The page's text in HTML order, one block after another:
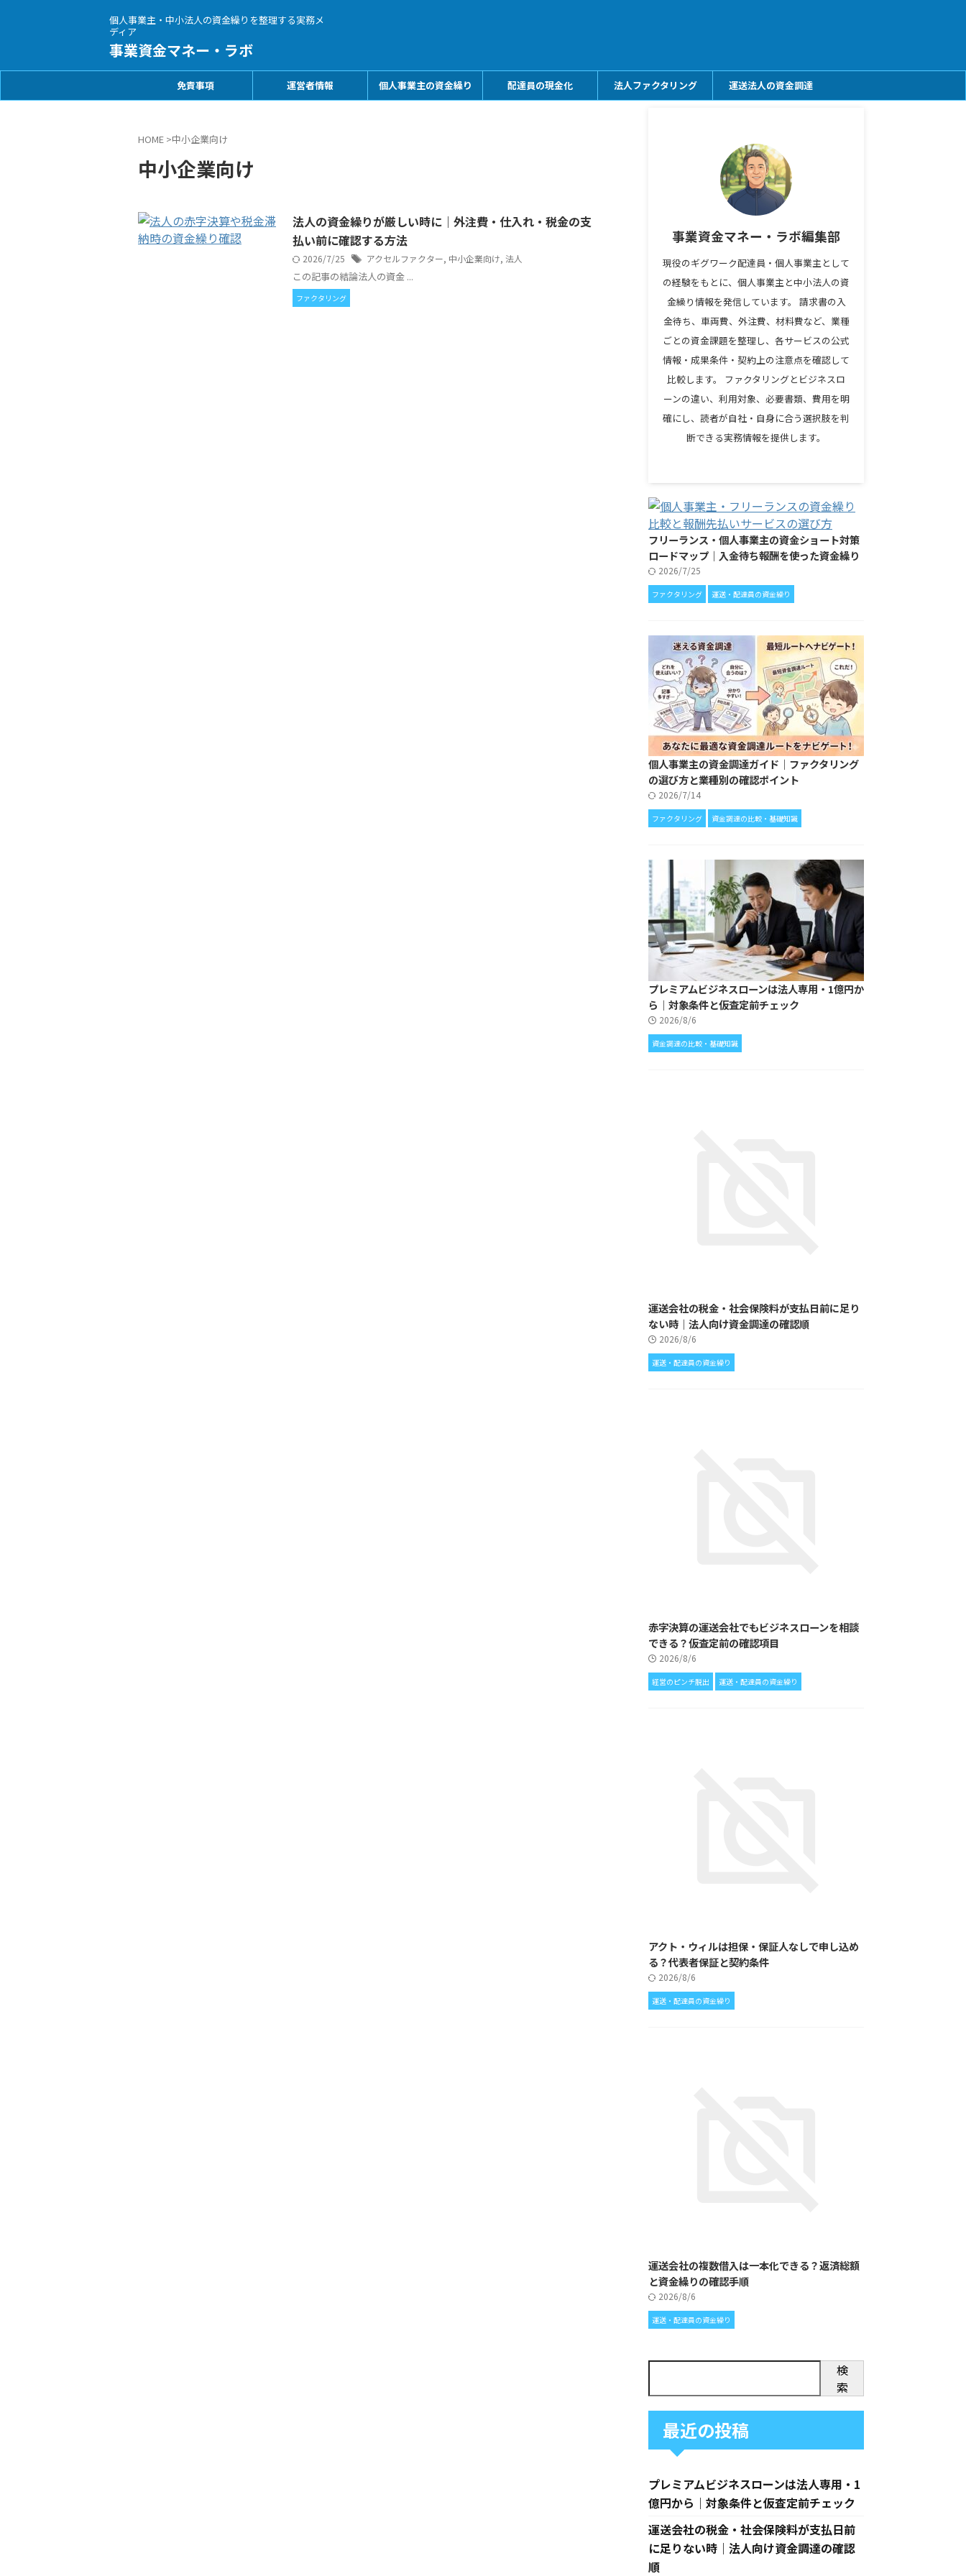
個人事業主・中小法人の資金繰りを整理する実務メ
ディア
事業資金マネー・ラボ
免責事項 運営者情報 個人事業主の資金繰り 配達員の現金化 法人ファクタリング 運送法人の資金調達
HOME >中小企業向け
中小企業向け
法人の資金繰りが厳しい時に｜外注費・仕入れ・税金の支
払い前に確認する方法
2026/7/25 アクセルファクター, 中小企業向け, 法人
この記事の結論法人の資金 ...
ファクタリング
事業資金マネー・ラボ編集部
現役のギグワーク配達員・個人事業主として
の経験をもとに、個人事業主と中小法人の資
金繰り情報を発信しています。 請求書の入
金待ち、車両費、外注費、材料費など、業種
ごとの資金課題を整理し、各サービスの公式
情報・成果条件・契約上の注意点を確認して
比較します。 ファクタリングとビジネスロ
ーンの違い、利用対象、必要書類、費用を明
確にし、読者が自社・自身に合う選択肢を判
断できる実務情報を提供します。
フリーランス・個人事業主の資金ショート対策
ロードマップ｜入金待ち報酬を使った資金繰り
2026/7/25
ファクタリング 運送・配達員の資金繰り
個人事業主の資金調達ガイド｜ファクタリング
の選び方と業種別の確認ポイント
2026/7/14
ファクタリング 資金調達の比較・基礎知識
プレミアムビジネスローンは法人専用・1億円か
ら｜対象条件と仮査定前チェック
2026/8/6
資金調達の比較・基礎知識
運送会社の税金・社会保険料が支払日前に足り
ない時｜法人向け資金調達の確認順
2026/8/6
運送・配達員の資金繰り
赤字決算の運送会社でもビジネスローンを相談
できる？仮査定前の確認項目
2026/8/6
経営のピンチ脱出 運送・配達員の資金繰り
アクト・ウィルは担保・保証人なしで申し込め
る？代表者保証と契約条件
2026/8/6
運送・配達員の資金繰り
運送会社の複数借入は一本化できる？返済総額
と資金繰りの確認手順
2026/8/6
運送・配達員の資金繰り
検
索
最近の投稿
プレミアムビジネスローンは法人専用・1
億円から｜対象条件と仮査定前チェック
運送会社の税金・社会保険料が支払日前
に足りない時｜法人向け資金調達の確認
順